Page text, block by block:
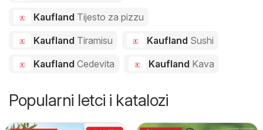
Kaufland Tijesto za pizzu
Kaufland Tiramisu Kaufland Sushi
Kaufland Cedevita Kaufland Kava
Popularni letci i katalozi